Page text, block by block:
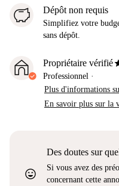
Dépôt non requis
Simplifiez votre
sans dépôt.
Propriétaire vérifié
Professionnel ·
Plus d'informations
En savoir plus sur la
sentiment_very_satisfied
Des doutes sur
Si vous avez des
concernant cette